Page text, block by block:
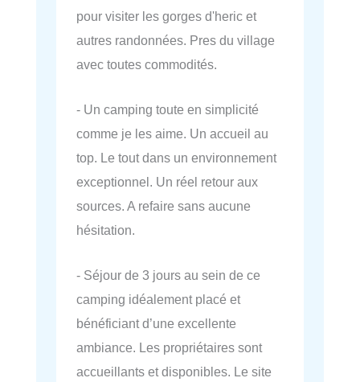
pour visiter les gorges d'heric et
autres randonnées. Pres du village
avec toutes commodités.
- Un camping toute en simplicité
comme je les aime. Un accueil au
top. Le tout dans un environnement
exceptionnel. Un réel retour aux
sources. A refaire sans aucune
hésitation.
- Séjour de 3 jours au sein de ce
camping idéalement placé et
bénéficiant d’une excellente
ambiance. Les propriétaires sont
accueillants et disponibles. Le site